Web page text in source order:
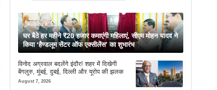
August 8, 2026
घर बैठे हर महीने ₹20 हजार कमाएंगी महिलाएं, सीएम मोहन यादव ने
किया ‘हैण्डलूम सेंटर ऑफ एक्सीलेंस’ का शुभारंभ
विनोद अग्रवाल बदलेंगे इंदौर! शहर में दिखेगी
बेंगलुरु, मुंबई, दुबई, दिल्ली और यूरोप की झलक
August 7, 2026